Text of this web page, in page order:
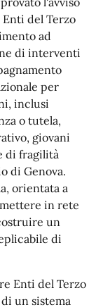
del Terzo
ad
di interventi
per
inclusi
o tutela,
giovani
di fragilità
di Genova.
orientata a
in rete
un
di
Enti del Terzo
un sistema